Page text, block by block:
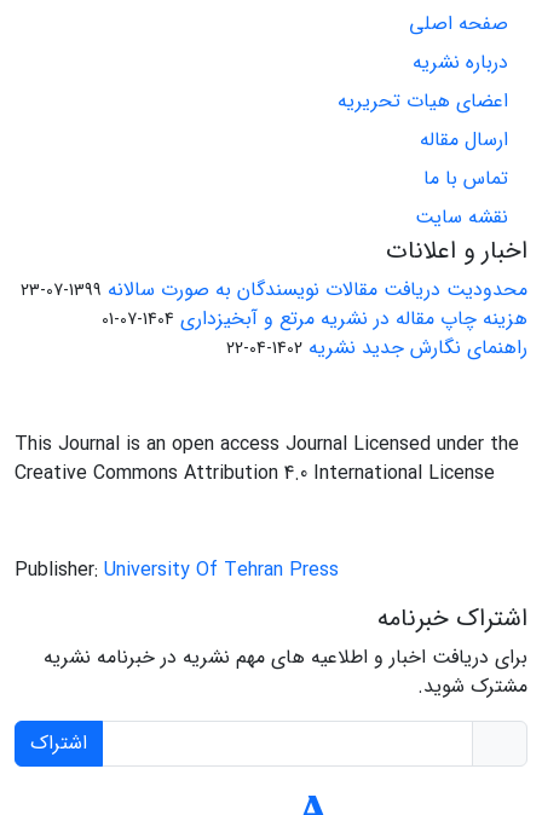
صفحه اصلی
درباره نشریه
اعضای هیات تحریریه
ارسال مقاله
تماس با ما
نقشه سایت
اخبار و اعلانات
محدودیت دریافت مقالات نویسندگان به صورت سالانه 1399-07-23
هزینه چاپ مقاله در نشریه مرتع و آبخیزداری 1404-07-01
راهنمای نگارش جدید نشریه 1402-04-22
This Journal is an open access Journal Licensed under the
Creative Commons Attribution 4.0 International License
Publisher: University Of Tehran Press
اشتراک خبرنامه
برای دریافت اخبار و اطلاعیه های مهم نشریه در خبرنامه نشریه
مشترک شوید.
اشتراک